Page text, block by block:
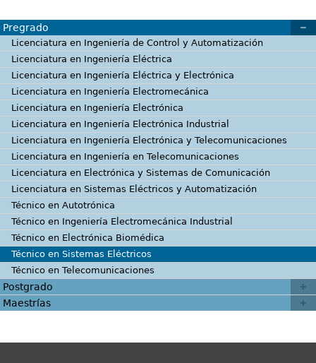
Pregrado
Licenciatura en Ingeniería de Control y Automatización
Licenciatura en Ingeniería Eléctrica
Licenciatura en Ingeniería Eléctrica y Electrónica
Licenciatura en Ingeniería Electromecánica
Licenciatura en Ingeniería Electrónica
Licenciatura en Ingeniería Electrónica Industrial
Licenciatura en Ingeniería Electrónica y Telecomunicaciones
Licenciatura en Ingeniería en Telecomunicaciones
Licenciatura en Electrónica y Sistemas de Comunicación
Licenciatura en Sistemas Eléctricos y Automatización
Técnico en Autotrónica
Técnico en Ingeniería Electromecánica Industrial
Técnico en Electrónica Biomédica
Técnico en Sistemas Eléctricos
Técnico en Telecomunicaciones
Postgrado
Maestrías